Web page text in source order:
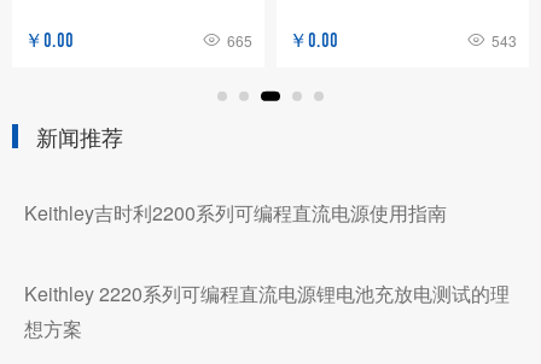
￥0.00 665 ￥0.00 543
新闻推荐
Keithley吉时利2200系列可编程直流电源使用指南
Keithley 2220系列可编程直流电源锂电池充放电测试的理
想方案